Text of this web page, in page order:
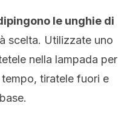
le unghie di
scelta. Utilizzate uno
nella lampada per
tiratele fuori e